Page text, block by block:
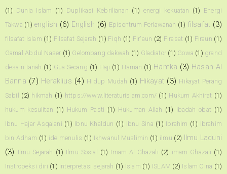
(1) Dunia Islam (1) Duplikasi Kebrilianan (1) energi kekuatan (1) Energi
Takwa (1) english (6) English (6) Episentrum Perlawanan (1) filsafat (3)
filsafat Islam (1) Filsafat Sejarah (1) Fiqh (1) Fir'aun (2) Firasat (1) Firaun (1)
Gamal Abdul Naser (1) Gelombang dakwah (1) Gladiator (1) Gowa (1) grand
desain tanah (1) Gua Secang (1) Haji (1) Haman (1) Hamka (3) Hasan Al
Banna (7) Heraklius (4) Hidup Mudah (1) Hikayat (3) Hikayat Perang
Sabil
(2) hikmah (1) https://www.literaturislam.com/ (1) Hukum Akhirat (1)
hukum kesulitan (1) Hukum Pasti (1) Hukuman Allah (1) Ibadah obat (1)
Ibnu Hajar Asqalani (1) Ibnu Khaldun (1) Ibnu Sina (1) Ibrahim (1) Ibrahim
bin Adham (1) ide menulis (1) Ikhwanul Muslimin (1) ilmu (2)
Ilmu Laduni
(3) Ilmu Sejarah (1) Ilmu Sosial (1) Imam Al-Ghazali (2) imam Ghazali (1)
Instropeksi diri (1) interpretasi sejarah (1) Islam (1) ISLAM (2) Islam Cina (1)